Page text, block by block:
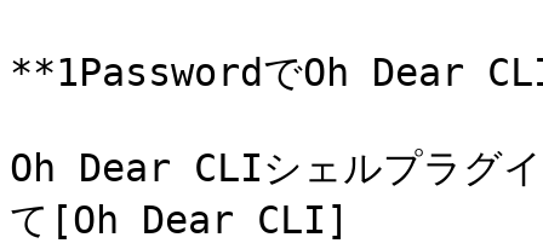
**1PasswordでOh Dear
Oh Dear CLIシェルプラグ
て[Oh Dear CLI]